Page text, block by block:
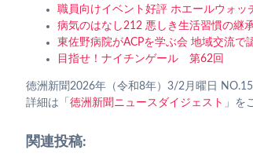
職員向けイベント好評 ホエールウォッ
病気のはなし212 悪しき生活習慣の継
東佐野病院がACPを学ぶ会 地域交流で
目指せ！ナイチンゲール 第62回
徳洲新聞2026年（令和8年）3/2月曜日
詳細は「 徳洲新聞ニュースダイジェスト 」を
関連投稿: